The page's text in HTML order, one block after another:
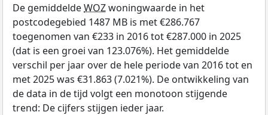
De gemiddeldeWOZwoningwaarde in het
postcodegebied 1487 MB is met €286.767
toegenomen van €233 in 2016 tot €287.000 in 2025
(dat is een groei van 123.076%). Het gemiddelde
verschil per jaar over de hele periode van 2016 tot en
met 2025 was €31.863 (7.021%). De ontwikkeling van
de data in de tijd volgt een monotoon stijgende
trend: De cijfers stijgen ieder jaar.